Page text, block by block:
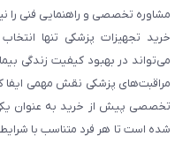
مشاوره تخصصی و راهنمایی فنی را
خرید تجهیزات پزشکی تنها
می‌تواند در بهبود کیفیت زندگی
مراقبت‌های پزشکی نقش مهمی ایفا
تخصصی پیش از خرید به عنوان
شده است تا هر فرد متناسب با